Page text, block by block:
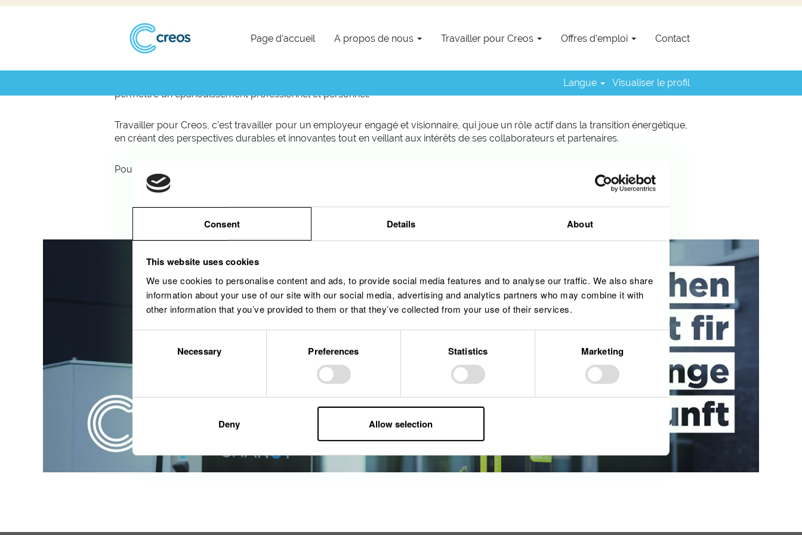
Consent Details About
This website uses cookies
We use cookies to personalise content and ads, to provide social media features and to analyse our traffic. We also share
information about your use of our site with our social media, advertising and analytics partners who may combine it with
other information that you’ve provided to them or that they’ve collected from your use of their services.
Necessary Preferences Statistics Marketing
Deny Allow selection
Page d’accueil A propos de nous Travailler pour Creos Offres d'emploi Contact
Langue Visualiser le profil
Rejoignez-nous @ Creos!
Vous souhaitez poursuivre une carrière dans un domaine passionnant et une entreprise innovante? Creos, membre du groupe
Encevo, est constamment à la recherche de talents diversifiés que le groupe s’engage à encadrer et développer en vue de
permettre un épanouissement professionnel et personnel.
Travailler pour Creos, c’est travailler pour un employeur engagé et visionnaire, qui joue un rôle actif dans la transition énergétique,
en créant des perspectives durables et innovantes tout en veillant aux intérêts de ses collaborateurs et partenaires.
Pour nous rejoindre, postulez en ligne: simple et rapide, la candidature en ligne ne vous prendra que quelques minutes!
Offres d'emploi